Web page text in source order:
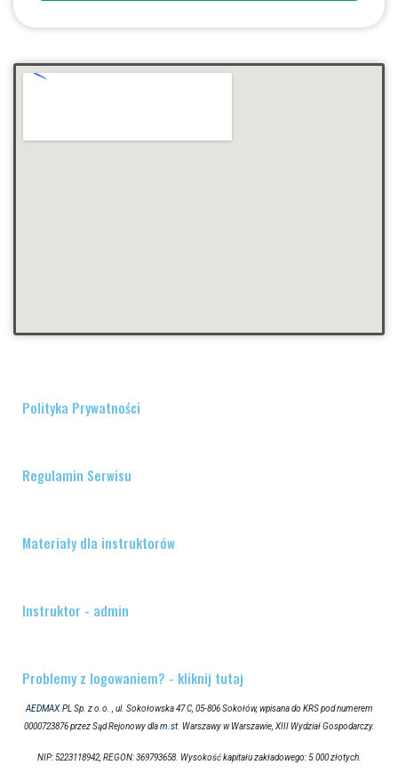
Polityka Prywatności
Regulamin Serwisu
Materiały dla instruktorów
Instruktor - admin
Problemy z logowaniem? - kliknij tutaj
AEDMAX.PL Sp. z o.o. , ul. Sokołowska 47 C, 05-806 Sokołów, wpisana do KRS pod numerem
0000723876 przez Sąd Rejonowy dlam.st. Warszawy w Warszawie, XIII Wydział Gospodarczy.
NIP: 5223118942, REGON: 369793658. Wysokość kapitału zakładowego: 5.000 złotych.